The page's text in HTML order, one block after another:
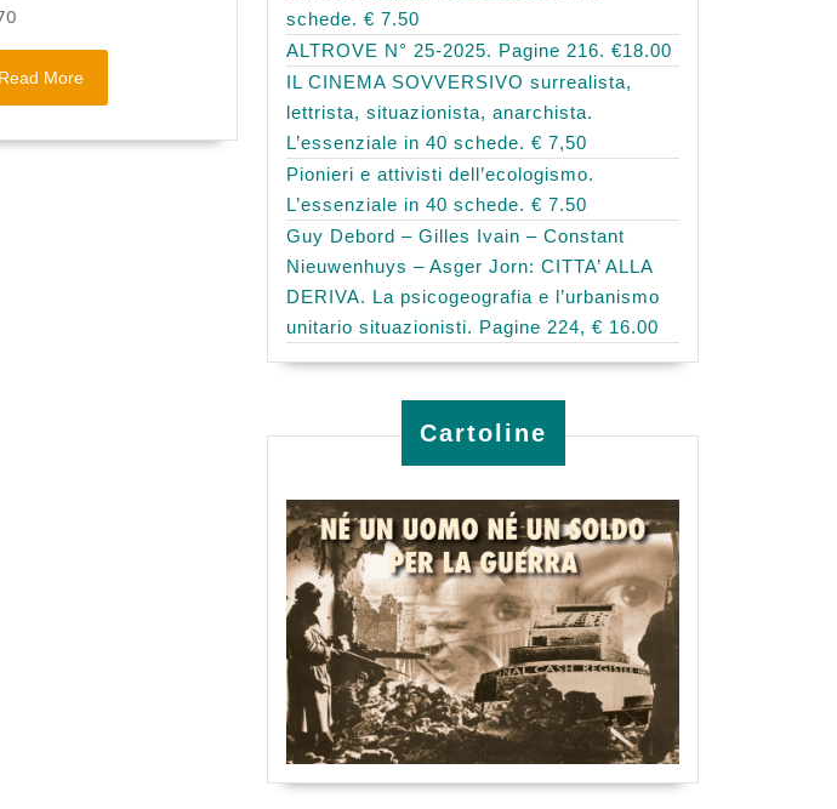
Read MoreRead
schede. € 7.50
ALTROVE N° 25-2025. Pagine 216. €18.00
IL CINEMA SOVVERSIVO surrealista,
lettrista, situazionista, anarchista.
L’essenziale in 40 schede. € 7,50
Pionieri e attivisti dell’ecologismo.
L’essenziale in 40 schede. € 7.50
Guy Debord – Gilles Ivain – Constant
Nieuwenhuys – Asger Jorn: CITTA’ ALLA
DERIVA. La psicogeografia e l’urbanismo
unitario situazionisti. Pagine 224, € 16.00
Cartoline